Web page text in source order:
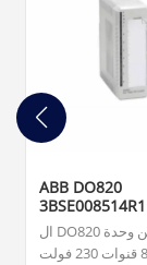
ABB DO820
3BSE008514R1 وحدة
الإخراج الرقميال DO820 عبارة عن وحدة
إخراج ذات 8 قنوات 230 فولت